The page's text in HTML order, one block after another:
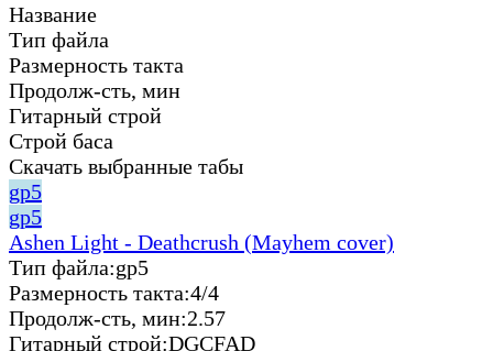
Название
Тип файла
Размерность такта
Продолж-сть, мин
Гитарный строй
Строй баса
Скачать выбранные табы
gp5
gp5
Ashen Light - Deathcrush (Mayhem cover)
Тип файла:gp5
Размерность такта:4/4
Продолж-сть, мин:2.57
Гитарный строй:DGCFAD